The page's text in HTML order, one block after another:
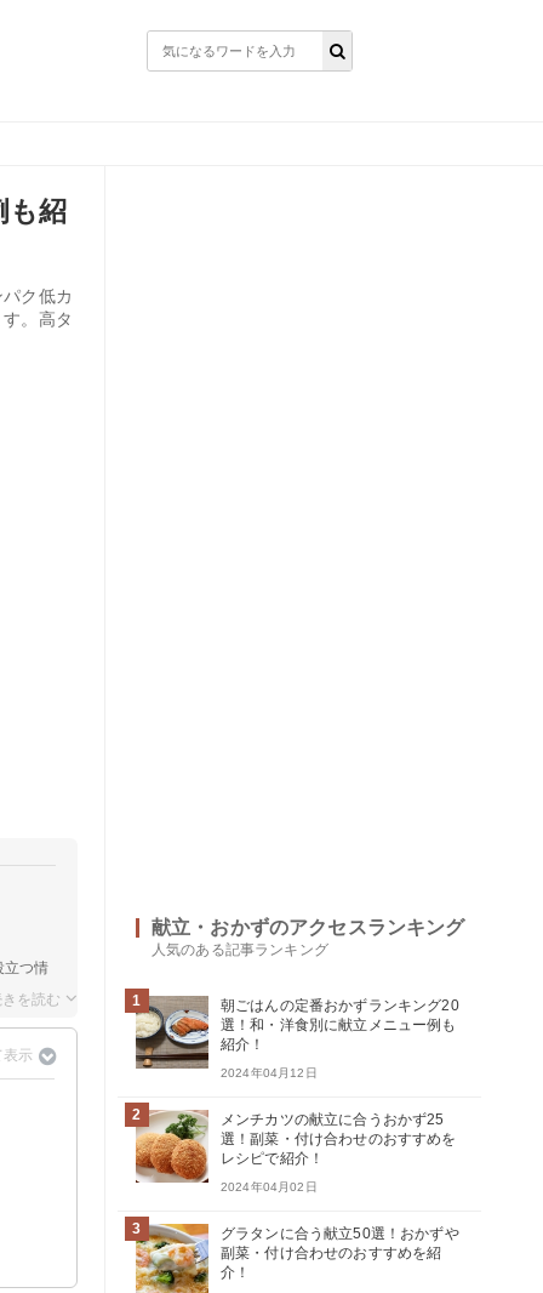
も紹
ク低カ
。高タ
立つ情
献立・おかずのアクセスランキング
人気のある記事ランキング
1
朝ごはんの定番おかずランキング20
選！和・洋食別に献立メニュー例も
紹介！
2024年04月12日
2
メンチカツの献立に合うおかず25
選！副菜・付け合わせのおすすめを
レシピで紹介！
2024年04月02日
3
グラタンに合う献立50選！おかずや
副菜・付け合わせのおすすめを紹
介！